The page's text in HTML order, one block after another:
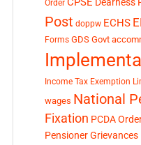
Order
Post doppw ECHS
Forms GDS Govt
Income Tax Exemption
wages National
Fixation PCDA
Pensioner Grievances